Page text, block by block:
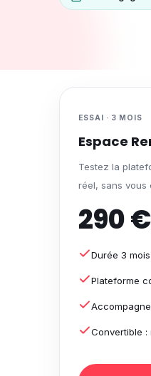
PUBLICATION
00
ESSAI · 3 MOIS
Espace
Testez la
réel, sans vous
290 €
Durée 3
Plateforme
Convertible :